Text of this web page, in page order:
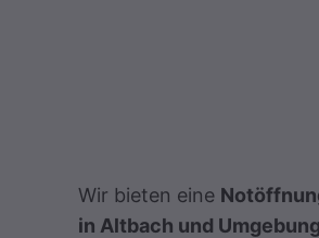
Wir bieten eine
in Altbach und Umgebung